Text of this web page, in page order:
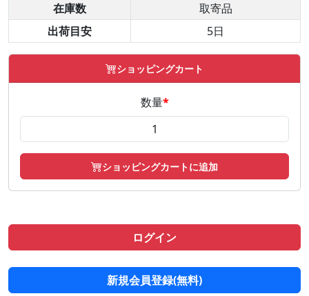
在庫数
取寄品
出荷目安
5日
ショッピングカート
数量*
ショッピングカートに追加
ログイン
新規会員登録(無料)